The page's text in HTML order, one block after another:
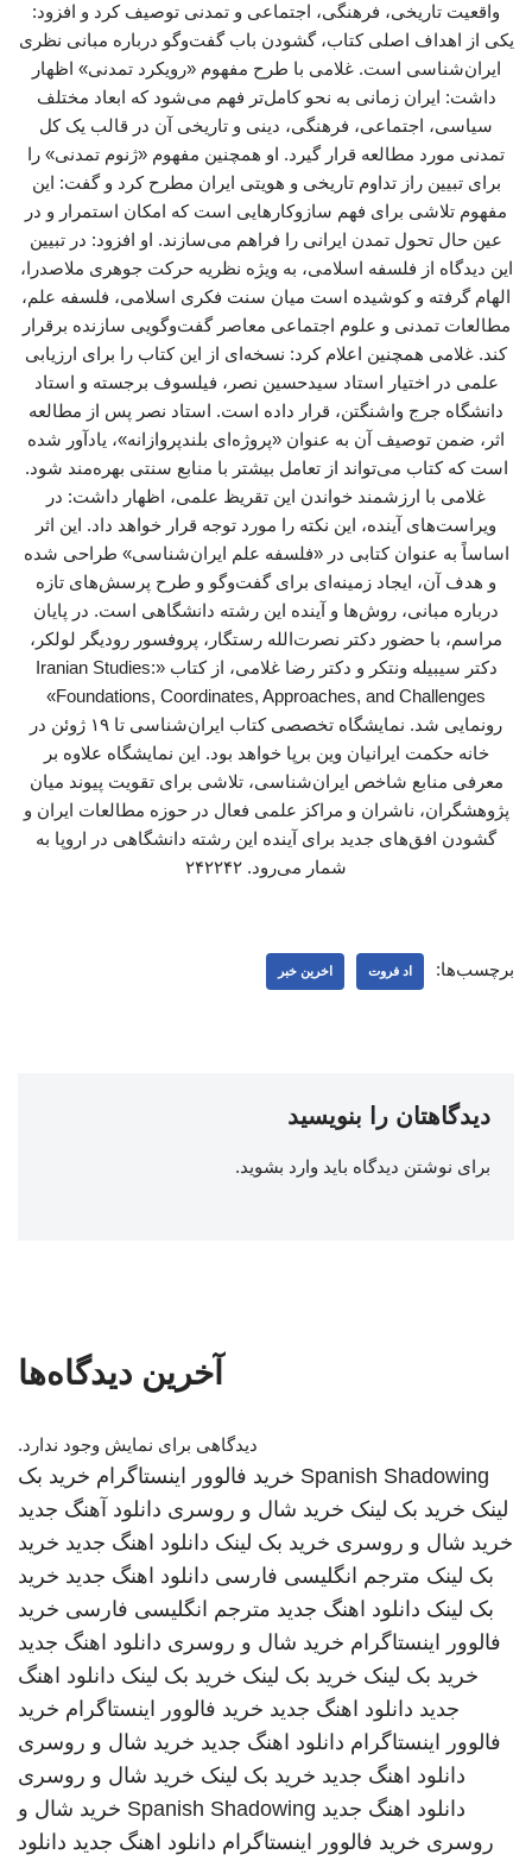
واقعیت تاریخی، فرهنگی، اجتماعی و تمدنی توصیف کرد و افزود:
یکی از اهداف اصلی کتاب، گشودن باب گفت‌وگو درباره مبانی نظری
ایران‌شناسی است. غلامی با طرح مفهوم «رویکرد تمدنی» اظهار
داشت: ایران زمانی به نحو کامل‌تر فهم می‌شود که ابعاد مختلف
سیاسی، اجتماعی، فرهنگی، دینی و تاریخی آن در قالب یک کل
تمدنی مورد مطالعه قرار گیرد. او همچنین مفهوم «ژنوم تمدنی» را
برای تبیین راز تداوم تاریخی و هویتی ایران مطرح کرد و گفت: این
مفهوم تلاشی برای فهم سازوکارهایی است که امکان استمرار و در
عین حال تحول تمدن ایرانی را فراهم می‌سازند. او افزود: در تبیین
این دیدگاه از فلسفه اسلامی، به ویژه نظریه حرکت جوهری ملاصدرا،
الهام گرفته و کوشیده است میان سنت فکری اسلامی، فلسفه علم،
مطالعات تمدنی و علوم اجتماعی معاصر گفت‌وگویی سازنده برقرار
کند. غلامی همچنین اعلام کرد: نسخه‌ای از این کتاب را برای ارزیابی
علمی در اختیار استاد سیدحسین نصر، فیلسوف برجسته و استاد
دانشگاه جرج واشنگتن، قرار داده است. استاد نصر پس از مطالعه
اثر، ضمن توصیف آن به عنوان «پروژه‌ای بلندپروازانه»، یادآور شده
است که کتاب می‌تواند از تعامل بیشتر با منابع سنتی بهره‌مند شود.
غلامی با ارزشمند خواندن این تقریظ علمی، اظهار داشت: در
ویراست‌های آینده، این نکته را مورد توجه قرار خواهد داد. این اثر
اساساً به عنوان کتابی در «فلسفه علم ایران‌شناسی» طراحی شده
و هدف آن، ایجاد زمینه‌ای برای گفت‌وگو و طرح پرسش‌های تازه
درباره مبانی، روش‌ها و آینده این رشته دانشگاهی است. در پایان
مراسم، با حضور دکتر نصرت‌الله رستگار، پروفسور رودیگر لولکر،
دکتر سیبیله ونتکر و دکتر رضا غلامی، از کتاب «Iranian Studies:
Foundations, Coordinates, Approaches, and Challenges»
رونمایی شد. نمایشگاه تخصصی کتاب ایران‌شناسی تا ۱۹ ژوئن در
خانه حکمت ایرانیان وین برپا خواهد بود. این نمایشگاه علاوه بر
معرفی منابع شاخص ایران‌شناسی، تلاشی برای تقویت پیوند میان
پژوهشگران، ناشران و مراکز علمی فعال در حوزه مطالعات ایران و
گشودن افق‌های جدید برای آینده این رشته دانشگاهی در اروپا به
شمار می‌رود. ۲۴۲۲۴۲
برچسب‌ها: اد فروت اخرین خبر
دیدگاهتان را بنویسید
برای نوشتن دیدگاه باید وارد بشوید.
آخرین دیدگاه‌ها
دیدگاهی برای نمایش وجود ندارد.
Spanish Shadowing خرید فالوور اینستاگرام خرید بک
لینک خرید بک لینک خرید شال و روسری دانلود آهنگ جدید
خرید شال و روسری خرید بک لینک دانلود اهنگ جدید خرید
بک لینک مترجم انگلیسی فارسی دانلود اهنگ جدید خرید
بک لینک دانلود اهنگ جدید مترجم انگلیسی فارسی خرید
فالوور اینستاگرام خرید شال و روسری دانلود اهنگ جدید
خرید بک لینک خرید بک لینک خرید بک لینک دانلود اهنگ
جدید دانلود اهنگ جدید خرید فالوور اینستاگرام خرید
فالوور اینستاگرام دانلود اهنگ جدید خرید شال و روسری
دانلود اهنگ جدید خرید بک لینک خرید شال و روسری
دانلود اهنگ جدید Spanish Shadowing خرید شال و
روسری خرید فالوور اینستاگرام دانلود اهنگ جدید دانلود